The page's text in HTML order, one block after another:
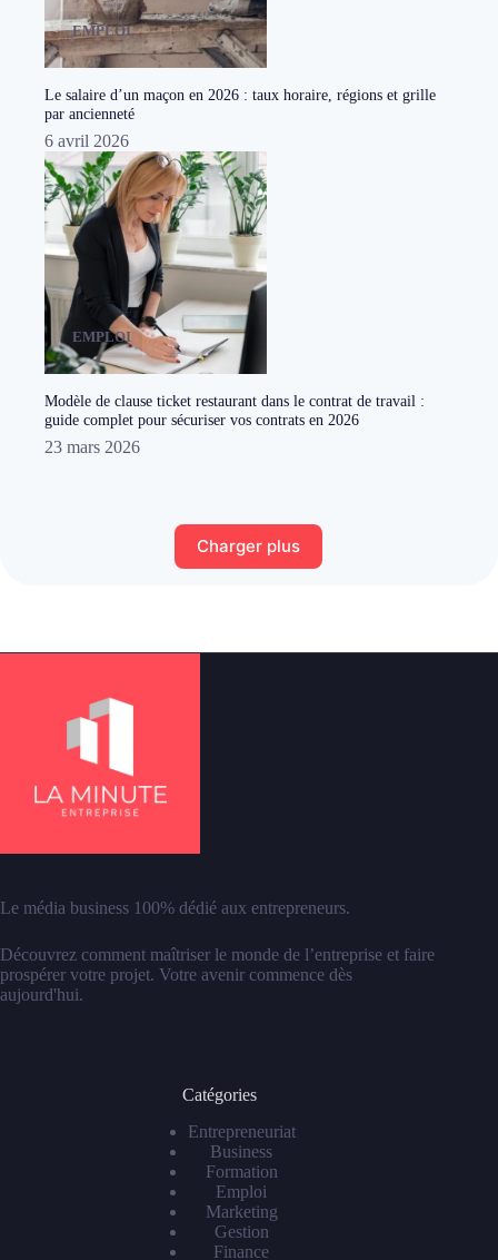
EMPLOI
Le salaire d’un maçon en 2026 : taux horaire, régions et grille
par ancienneté
6 avril 2026
EMPLOI
Modèle de clause ticket restaurant dans le contrat de travail :
guide complet pour sécuriser vos contrats en 2026
23 mars 2026
Charger plus
Le média business 100% dédié aux entrepreneurs.
Découvrez comment maîtriser le monde de l’entreprise et faire
prospérer votre projet. Votre avenir commence dès
aujourd'hui.
Catégories
Entrepreneuriat
Business
Formation
Emploi
Marketing
Gestion
Finance